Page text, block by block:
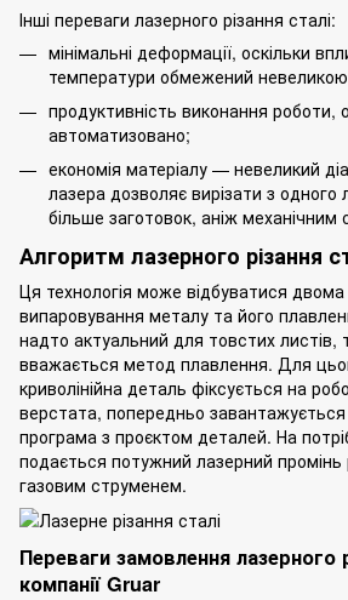
Інші переваги лазерного різання сталі:
мінімальні деформації, оскільки
температури обмежений
продуктивність виконання роботи,
автоматизовано;
економія матеріалу — невеликий
лазера дозволяє вирізати з одного
більше заготовок, аніж механічним
Алгоритм лазерного різання
Ця технологія може відбуватися
випаровування металу та його
надто актуальний для товстих
вважається метод плавлення. Для
криволінійна деталь фіксується на
верстата, попередньо
програма з проєктом деталей. На
подається потужний лазерний
газовим струменем.
Переваги замовлення лазерного
компанії Gruar